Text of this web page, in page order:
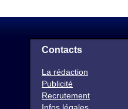
Contacts
La rédaction
Publicité
Recrutement